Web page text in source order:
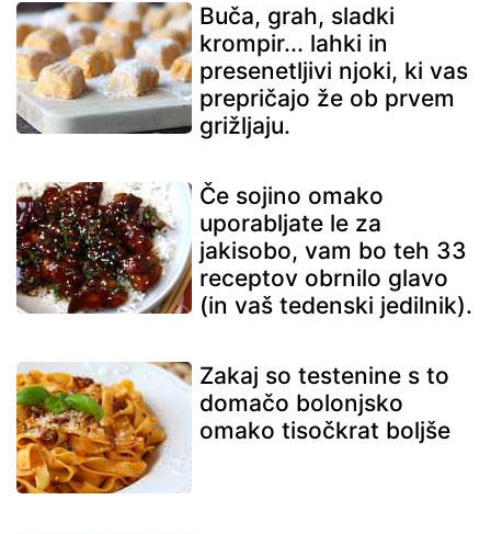
Buča, grah, sladki
krompir... lahki in
presenetljivi njoki, ki vas
prepričajo že ob prvem
grižljaju.
Če sojino omako
uporabljate le za
jakisobo, vam bo teh 33
receptov obrnilo glavo
(in vaš tedenski jedilnik).
Zakaj so testenine s to
domačo bolonjsko
omako tisočkrat boljše